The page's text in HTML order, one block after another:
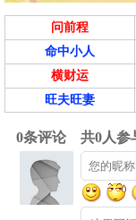
问前程
命中小人
横财运
旺夫旺妻